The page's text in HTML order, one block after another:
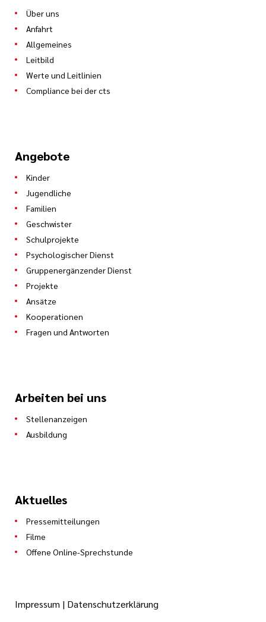
Über uns
Anfahrt
Allgemeines
Leitbild
Werte und Leitlinien
Compliance bei der cts
Angebote
Kinder
Jugendliche
Familien
Geschwister
Schulprojekte
Psychologischer Dienst
Gruppenergänzender Dienst
Projekte
Ansätze
Kooperationen
Fragen und Antworten
Arbeiten bei uns
Stellenanzeigen
Ausbildung
Aktuelles
Pressemitteilungen
Filme
Offene Online-Sprechstunde
Impressum | Datenschutzerklärung